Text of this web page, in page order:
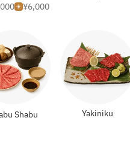
¥6,000
Shabu Yakiniku